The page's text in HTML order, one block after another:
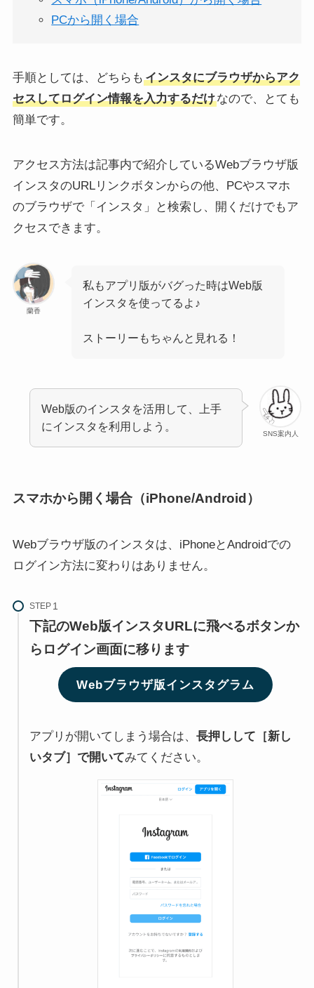
インスタでログアウトする
方法とできない時の対処
法！したらどうなる？
インスタをログインなしで
見るだけ利用する方法！見
ントの返し方や断り方につ
いて解説
る？完全に来ないようにす
る方法も
インスタの共有機能はど
こ？表示される順番に意味
インスタのストーリー閲覧
者(足跡)の見方！見れない
インスタのパスワードを忘
リセットの手順について
急に変わった？
PCから開く場合
手順としては、どちらも インスタにブラウザからアク
セスしてログイン情報を入力するだけなので、とても
簡単です。
アクセス方法は記事内で紹介しているWebブラウザ版
インスタのURLリンクボタンからの他、PCやスマホ
のブラウザで「インスタ」と検索し、開くだけでもア
クセスできます。
蘭香
私もアプリ版がバグった時はWeb版
インスタを使ってるよ♪
ストーリーもちゃんと見れる！
SNS案内人
Web版のインスタを活用して、上手
にインスタを利用しよう。
スマホから開く場合（iPhone/Android）
Webブラウザ版のインスタは、iPhoneとAndroidでの
ログイン方法に変わりはありません。
STEP
下記のWeb版インスタURLに飛べるボタンか
らログイン画面に移ります
Webブラウザ版インスタグラム
アプリが開いてしまう場合は、 長押しして［新し
いタブ］で開いてみてください。